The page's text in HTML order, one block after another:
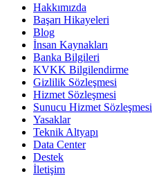
Hakkımızda
Başarı Hikayeleri
Blog
İnsan Kaynakları
Banka Bilgileri
KVKK Bilgilendirme
Gizlilik Sözleşmesi
Hizmet Sözleşmesi
Sunucu Hizmet Sözleşmesi
Yasaklar
Teknik Altyapı
Data Center
Destek
İletişim